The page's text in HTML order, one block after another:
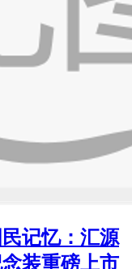
记忆：汇源
装重磅上市